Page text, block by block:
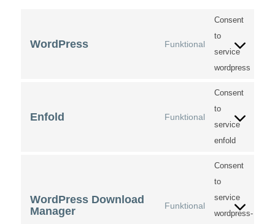
WordPress Funktional
Consent
to
service
wordpress
Enfold Funktional
Consent
to
service
enfold
WordPress Download
Manager
Funktional
Consent
to
service
wordpress-